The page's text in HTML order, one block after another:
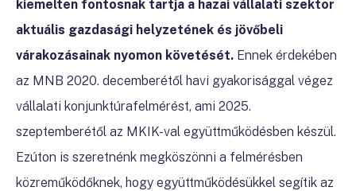
kiemelten fontosnak tartja a hazai vállalati szektor
aktuális gazdasági helyzetének és jövőbeli
várakozásainak nyomon követését. Ennek érdekében
az MNB 2020. decemberétől havi gyakorisággal végez
vállalati konjunktúrafelmérést, ami 2025.
szeptemberétől az MKIK-val együttműködésben készül.
Ezúton is szeretnénk megköszönni a felmérésben
közreműködőknek, hogy együttműködésükkel segítik az